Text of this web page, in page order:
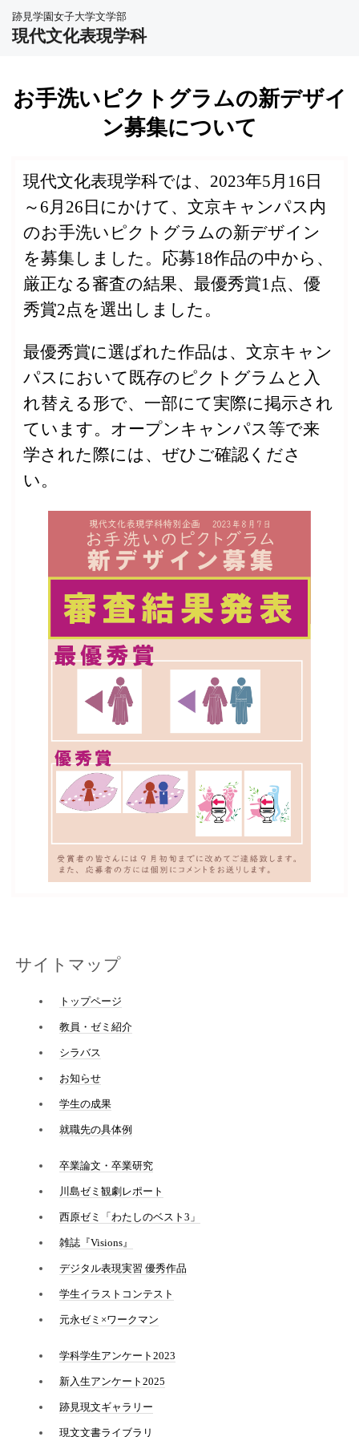
跡見学園女子大学文学部
現代文化表現学科
お手洗いピクトグラムの新デザイ
ン募集について
現代文化表現学科では、2023年5月16日
～6月26日にかけて、文京キャンパス内
のお手洗いピクトグラムの新デザイン
を募集しました。応募18作品の中から、
厳正なる審査の結果、最優秀賞1点、優
秀賞2点を選出しました。
最優秀賞に選ばれた作品は、文京キャン
パスにおいて既存のピクトグラムと入
れ替える形で、一部にて実際に掲示され
ています。オープンキャンパス等で来
学された際には、ぜひご確認くださ
い。
サイトマップ
トップページ
教員・ゼミ紹介
シラバス
お知らせ
学生の成果
就職先の具体例
卒業論文・卒業研究
川島ゼミ観劇レポート
西原ゼミ「わたしのベスト3」
雑誌『Visions』
デジタル表現実習 優秀作品
学生イラストコンテスト
元永ゼミ×ワークマン
学科学生アンケート2023
新入生アンケート2025
跡見現文ギャラリー
現文文書ライブラリ